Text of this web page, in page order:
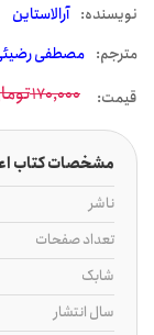
نويسنده: آرالاستاین
مترجم: مصطفی
قیمت: 170,000
مشخصات کتاب
ناشر
تعداد صفحات
شابک
سال انتشار